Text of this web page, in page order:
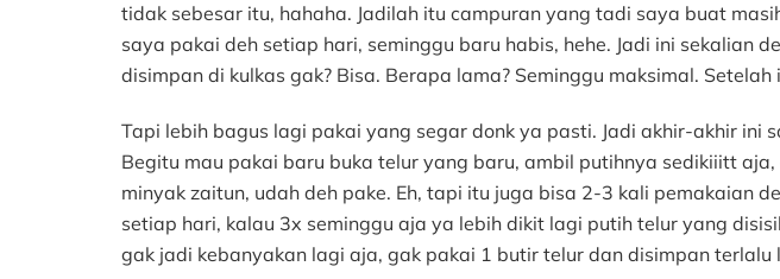
tidak sebesar itu, hahaha. Jadilah itu campuran yang tadi saya buat
saya pakai deh setiap hari, seminggu baru habis, hehe. Jadi ini sekalian
disimpan di kulkas gak? Bisa. Berapa lama? Seminggu maksimal.
Tapi lebih bagus lagi pakai yang segar donk ya pasti. Jadi akhir-akhir ini
Begitu mau pakai baru buka telur yang baru, ambil putihnya sedikiiitt
minyak zaitun, udah deh pake. Eh, tapi itu juga bisa 2-3 kali pemakaian
setiap hari, kalau 3x seminggu aja ya lebih dikit lagi putih telur yang
gak jadi kebanyakan lagi aja, gak pakai 1 butir telur dan disimpan terlalu